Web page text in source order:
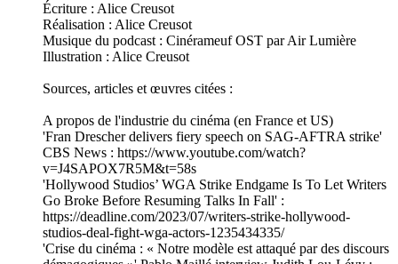
Écriture : Alice Creusot
Réalisation : Alice Creusot
Musique du podcast : Cinérameuf OST par Air Lumière
Illustration : Alice Creusot
Sources, articles et œuvres citées :
A propos de l'industrie du cinéma (en France et US)
'Fran Drescher delivers fiery speech on SAG-AFTRA strike'
CBS News : https://www.youtube.com/watch?
v=J4SAPOX7R5M&t=58s
'Hollywood Studios’ WGA Strike Endgame Is To Let Writers
Go Broke Before Resuming Talks In Fall' :
https://deadline.com/2023/07/writers-strike-hollywood-
studios-deal-fight-wga-actors-1235434335/
'Crise du cinéma : « Notre modèle est attaqué par des discours